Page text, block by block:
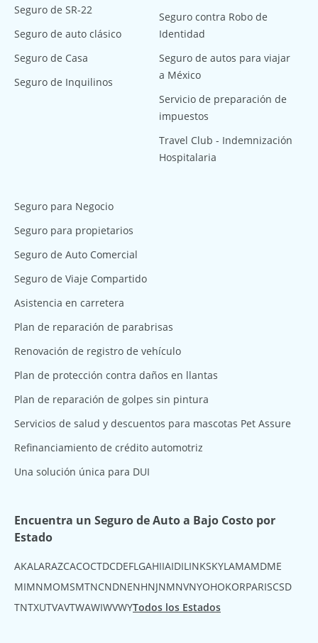
Seguro de SR-22
Seguro de auto clásico
Seguro de Casa
Seguro de Inquilinos
Seguro contra Robo de
Identidad
Seguro de autos para viajar
a México
Servicio de preparación de
impuestos
Travel Club - Indemnización
Hospitalaria
Seguro para Negocio
Seguro para propietarios
Seguro de Auto Comercial
Seguro de Viaje Compartido
Asistencia en carretera
Plan de reparación de parabrisas
Renovación de registro de vehículo
Plan de protección contra daños en llantas
Plan de reparación de golpes sin pintura
Servicios de salud y descuentos para mascotas Pet Assure
Refinanciamiento de crédito automotriz
Una solución única para DUI
Encuentra un Seguro de Auto a Bajo Costo por
Estado
AKAL ARAZCACOCTDCDEFL GAHIIAIDIL INKSKYLAMAMDME
MIMNMOMSMTNCNDNENHNJNMNVNYOHOKORPARISCSD
TNTXUTVAVTWAWIWVWYTodos los Estados